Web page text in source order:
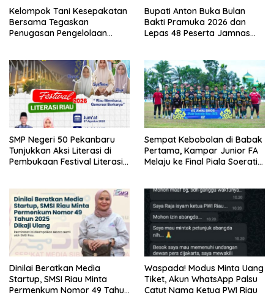
Kelompok Tani Kesepakatan
Bersama Tegaskan
Penugasan Pengelolaan
Bupati Anton Buka Bulan
Bakti Pramuka 2026 dan
Lepas 48 Peserta Jamnas
SMP Negeri 50 Pekanbaru
Tunjukkan Aksi Literasi di
Pembukaan Festival Literasi
Sempat Kebobolan di Babak
Pertama, Kampar Junior FA
Melaju ke Final Piala Soeratin
Dinilai Beratkan Media
Startup, SMSI Riau Minta
Permenkum Nomor 49 Tahun
Waspada! Modus Minta Uang
Tiket, Akun WhatsApp Palsu
Catut Nama Ketua PWI Riau